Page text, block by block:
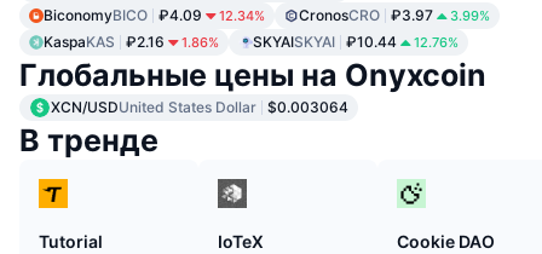
BiconomyBICO ₽4.09 12.34% CronosCRO ₽3.97 3.99%
KaspaKAS ₽2.16 1.86% SKYAISKYAI ₽10.44 12.76%
Глобальные цены на Onyxcoin
XCN/USDUnited States Dollar $0.003064
В тренде
Tutorial
IoTeX
Cookie DAO